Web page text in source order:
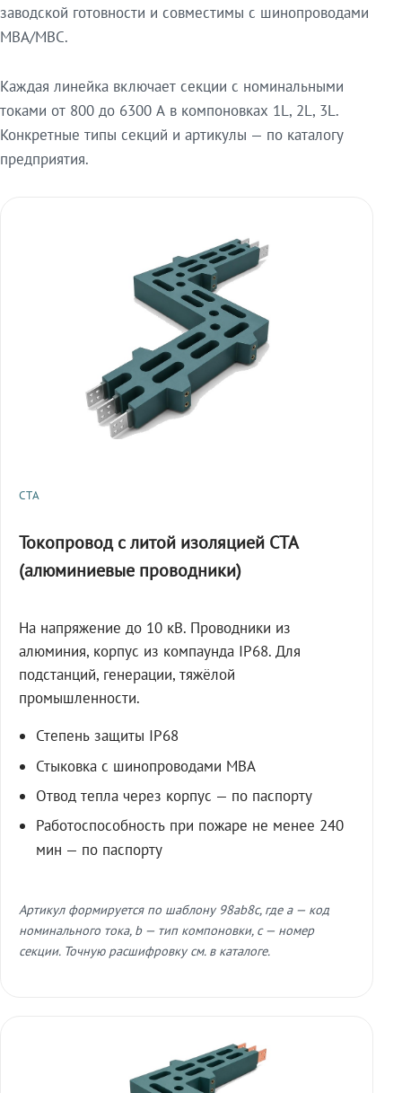
заводской готовности и совместимы с шинопроводами
МВА/МВС.
Каждая линейка включает секции с номинальными
токами от 800 до 6300 А в компоновках 1L, 2L, 3L.
Конкретные типы секций и артикулы — по каталогу
предприятия.
СТА
Токопровод с литой изоляцией СТА
(алюминиевые проводники)
На напряжение до 10 кВ. Проводники из
алюминия, корпус из компаунда IP68. Для
подстанций, генерации, тяжёлой
промышленности.
Степень защиты IP68
Стыковка с шинопроводами МВА
Отвод тепла через корпус — по паспорту
Работоспособность при пожаре не менее 240
мин — по паспорту
Артикул формируется по шаблону 98ab8c, где a — код
номинального тока, b — тип компоновки, c — номер
секции. Точную расшифровку см. в каталоге.